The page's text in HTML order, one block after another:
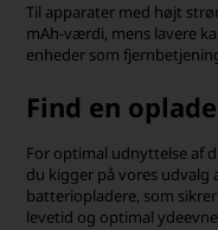
Til apparater med højt
mAh-værdi, mens lavere
enheder som
Find en
For optimal udnyttelse af
du kigger på vores udvalg
batteriopladere, som
levetid og optimal